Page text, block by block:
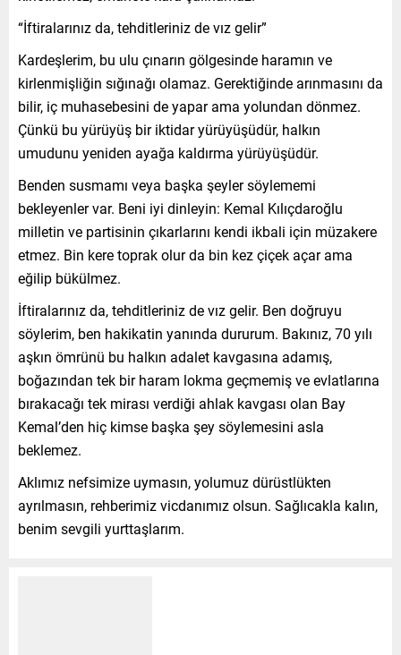
“İftiralarınız da, tehditleriniz de vız gelir”
Kardeşlerim, bu ulu çınarın gölgesinde haramın ve
kirlenmişliğin sığınağı olamaz. Gerektiğinde arınmasını da
bilir, iç muhasebesini de yapar ama yolundan dönmez.
Çünkü bu yürüyüş bir iktidar yürüyüşüdür, halkın
umudunu yeniden ayağa kaldırma yürüyüşüdür.
Benden susmamı veya başka şeyler söylememi
bekleyenler var. Beni iyi dinleyin: Kemal Kılıçdaroğlu
milletin ve partisinin çıkarlarını kendi ikbali için müzakere
etmez. Bin kere toprak olur da bin kez çiçek açar ama
eğilip bükülmez.
İftiralarınız da, tehditleriniz de vız gelir. Ben doğruyu
söylerim, ben hakikatin yanında dururum. Bakınız, 70 yılı
aşkın ömrünü bu halkın adalet kavgasına adamış,
boğazından tek bir haram lokma geçmemiş ve evlatlarına
bırakacağı tek mirası verdiği ahlak kavgası olan Bay
Kemal’den hiç kimse başka şey söylemesini asla
beklemez.
Aklımız nefsimize uymasın, yolumuz dürüstlükten
ayrılmasın, rehberimiz vicdanımız olsun. Sağlıcakla kalın,
benim sevgili yurttaşlarım.